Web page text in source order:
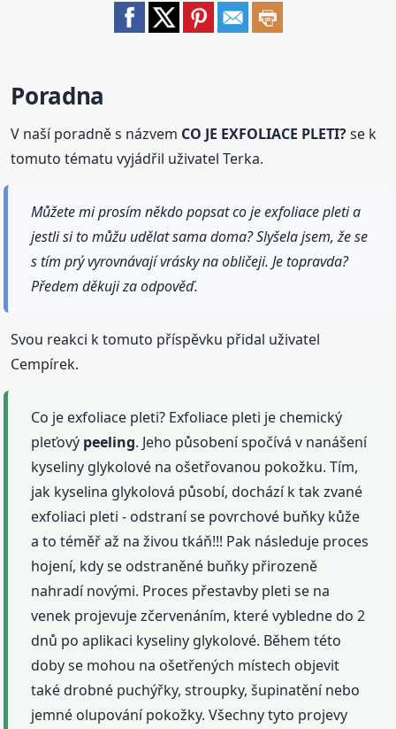
Poradna
V naší poradně s názvem CO JE EXFOLIACE PLETI?se k
tomuto tématu vyjádřil uživatel Terka.
Můžete mi prosím někdo popsat co je exfoliace pleti a
jestli si to můžu udělat sama doma? Slyšela jsem, že se
s tím prý vyrovnávají vrásky na obličeji. Je topravda?
Předem děkuji za odpověď.
Svou reakci k tomuto příspěvku přidal uživatel
Cempírek.
Co je exfoliace pleti? Exfoliace pleti je chemický
pleťový peeling. Jeho působení spočívá v nanášení
kyseliny glykolové na ošetřovanou pokožku. Tím,
jak kyselina glykolová působí, dochází k tak zvané
exfoliaci pleti - odstraní se povrchové buňky kůže
a to téměř až na živou tkáň!!! Pak následuje proces
hojení, kdy se odstraněné buňky přirozeně
nahradí novými. Proces přestavby pleti se na
venek projevuje zčervenáním, které vybledne do 2
dnů po aplikaci kyseliny glykolové. Během této
doby se mohou na ošetřených místech objevit
také drobné puchýřky, stroupky, šupinatění nebo
jemné olupování pokožky. Všechny tyto projevy